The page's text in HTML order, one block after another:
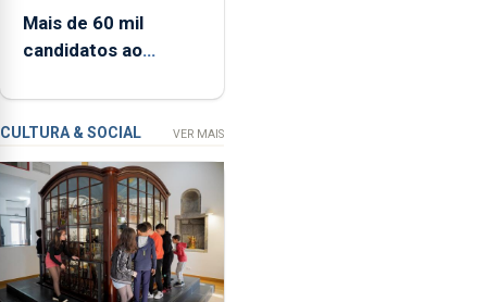
Resiliência
(PRR)
Açores
ronda
os
65
milhões
de
euros
e
setembro
Mais de 60 mil
candidatos ao
1.ª fase
CULTURA & SOCIAL VER MAIS